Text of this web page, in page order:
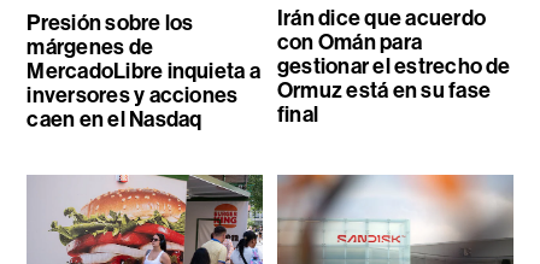
Presión sobre los
márgenes de
MercadoLibre inquieta a
inversores y acciones
caen en el Nasdaq
Irán dice que acuerdo
con Omán para
gestionar el estrecho de
Ormuz está en su fase
final